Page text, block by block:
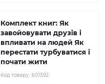
Комплект книг: Як
завойовувати друзів і
впливати на людей Як
перестати турбуватися і
почати жити
Код товару: b01592